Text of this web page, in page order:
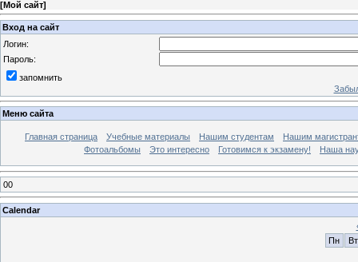
[Мой сайт]
Вход на сайт
Логин:
Пароль:
запомнить
Меню сайта
Главная страница Учебные материалы Нашим студентам
Нашим
Фотоальбомы
Это интересно Готовимся к экзамену! Наша
00
Calendar
Пн
Вт